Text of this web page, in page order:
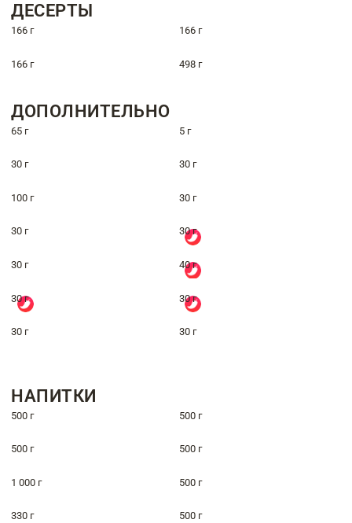
ДЕСЕРТЫ
166 г 166 г
166 г 498 г
ДОПОЛНИТЕЛЬНО
65 г 5 г
30 г 30 г
100 г 30 г
30 г 30 г
30 г 40 г
30 г 30 г
30 г 30 г
НАПИТКИ
500 г 500 г
500 г 500 г
1 000 г 500 г
330 г 500 г